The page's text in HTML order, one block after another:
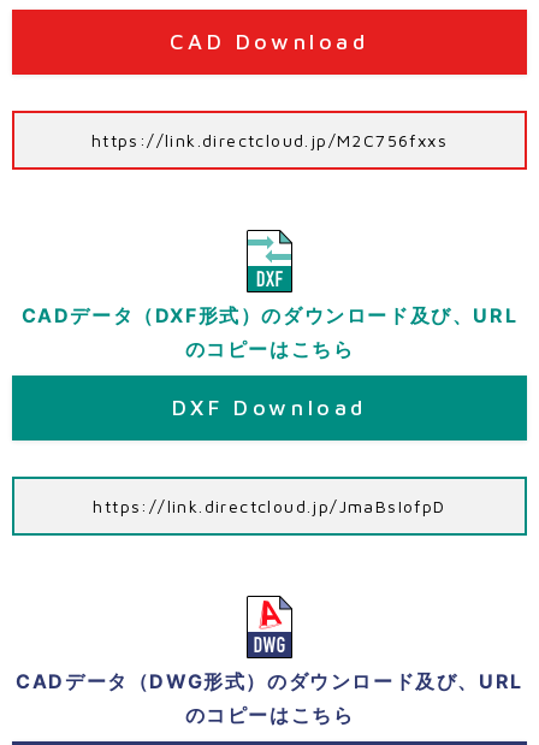
CAD Download
https://link.directcloud.jp/M2C756fxxs
CADデータ（DXF形式）のダウンロード及び、URL
のコピーはこちら
DXF Download
https://link.directcloud.jp/JmaBsIofpD
CADデータ（DWG形式）のダウンロード及び、URL
のコピーはこちら